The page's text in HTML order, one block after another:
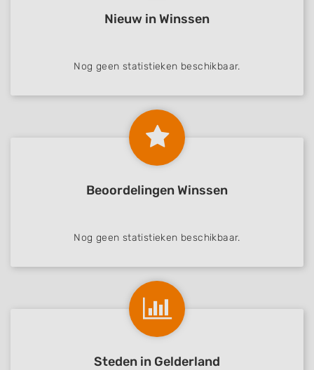
Nieuw in Winssen
Nog geen statistieken beschikbaar.
Beoordelingen Winssen
Nog geen statistieken beschikbaar.
Steden in Gelderland